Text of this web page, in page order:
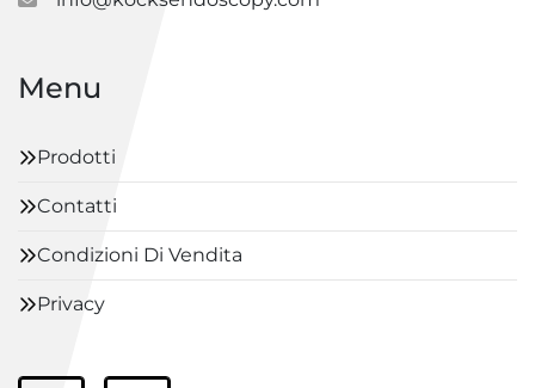
Menu
Prodotti
Contatti
Condizioni Di Vendita
Privacy